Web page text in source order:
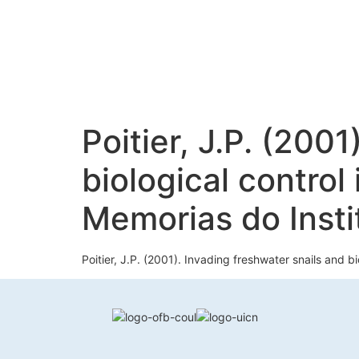
Poitier, J.P.
biological control
Memorias do
Poitier, J.P. (2001). Invading freshwater snails and